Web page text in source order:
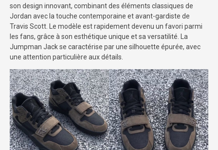
son design innovant, combinant des éléments classiques de
Jordan avec la touche contemporaine et avant-gardiste de
Travis Scott. Le modèle est rapidement devenu un favori parmi
les fans, grâce à son esthétique unique et sa versatilité. La
Jumpman Jack se caractérise par une silhouette épurée, avec
une attention particulière aux détails.